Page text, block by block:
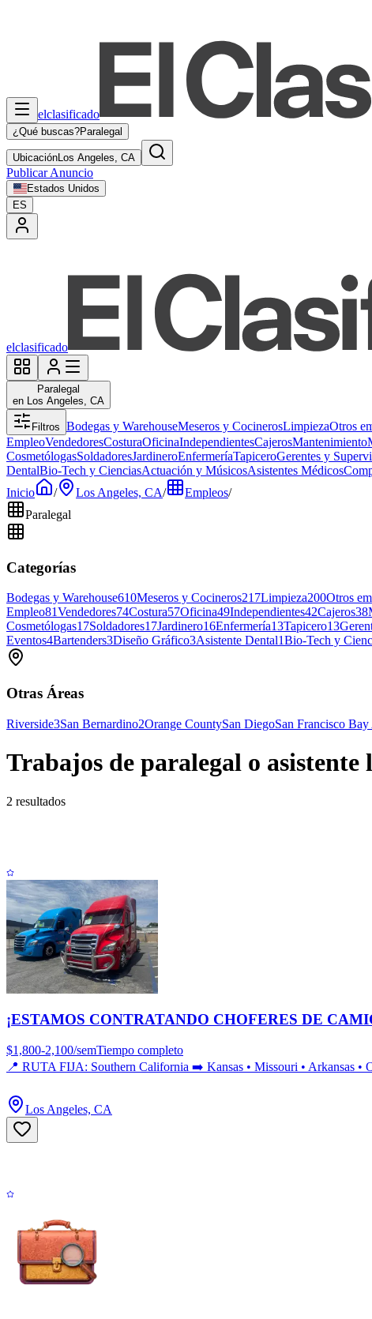
elclasificado
¿Qué buscas?Paralegal
UbicaciónLos Angeles, CA
Publicar Anuncio
Estados Unidos
ES
elclasificado
Paralegal
en Los Angeles, CA
Filtros Bodegas y WarehouseMeseros y CocinerosLimpiezaOtros
EmpleoVendedoresCosturaOficinaIndependientesCajerosMantenimiento
CosmetólogasSoldadoresJardineroEnfermeríaTapiceroGerentes y
DentalBio-Tech y CienciasActuación y MúsicosAsistentes Médicos
Inicio
/ Los Angeles, CA/ Empleos/
Paralegal
Categorías
Bodegas y Warehouse610Meseros y Cocineros217Limpieza200Otros
Empleo81Vendedores74Costura57Oficina49Independientes42Cajeros38
Cosmetólogas17Soldadores17Jardinero16Enfermería13Tapicero13
Eventos4Bartenders3Diseño Gráfico3Asistente Dental1Bio-Tech y
Otras Áreas
Riverside3San Bernardino2Orange CountySan DiegoSan Francisco Bay
Trabajos de paralegal o asistente
2 resultados
¡ESTAMOS CONTRATANDO CHOFERES DE
$1,800-2,100/semTiempo completo
📍 RUTA FIJA: Southern California ➡️ Kansas • Missouri • Arkansas
Los Angeles, CA